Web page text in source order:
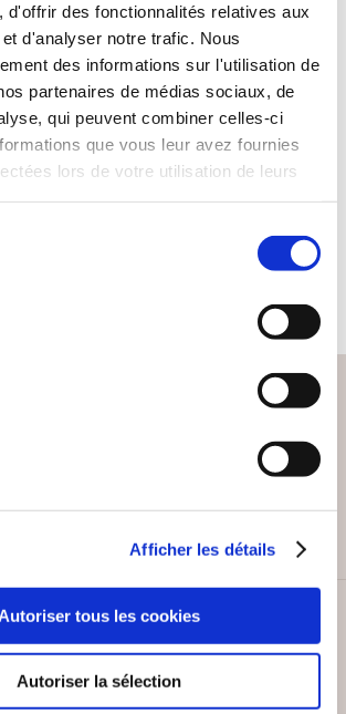
d'offrir des fonctionnalités relatives aux
d'analyser notre trafic. Nous
des informations sur l'utilisation de
partenaires de médias sociaux, de
qui peuvent combiner celles-ci
que vous leur avez fournies
lors de votre utilisation de leurs
Afficher les détails
tous les cookies
Autoriser la sélection
avis)
et Khalid
ET DE
CLIENT
au vendredi, 10-12h / 14-16h